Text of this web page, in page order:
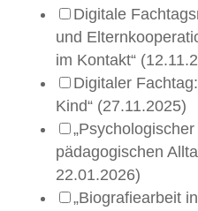
Digitale
und
im Kontakt“
Digitaler
Kind“ (27.11.2025)
pädagogischen
22.01.2026)
„Biografiearbeit